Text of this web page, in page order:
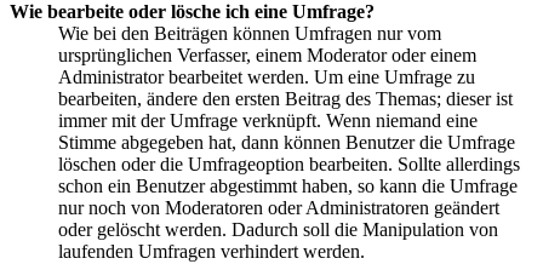
Wie bearbeite oder lösche ich eine Umfrage?
Wie bei den Beiträgen können Umfragen nur vom
ursprünglichen Verfasser, einem Moderator oder einem
Administrator bearbeitet werden. Um eine Umfrage zu
bearbeiten, ändere den ersten Beitrag des Themas; dieser ist
immer mit der Umfrage verknüpft. Wenn niemand eine
Stimme abgegeben hat, dann können Benutzer die Umfrage
löschen oder die Umfrageoption bearbeiten. Sollte allerdings
schon ein Benutzer abgestimmt haben, so kann die Umfrage
nur noch von Moderatoren oder Administratoren geändert
oder gelöscht werden. Dadurch soll die Manipulation von
laufenden Umfragen verhindert werden.